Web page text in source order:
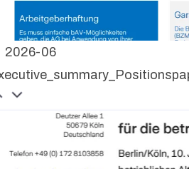
2026-06